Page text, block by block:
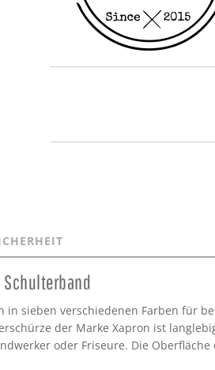
Schulterband
in sieben verschiedenen Farben für
der Marke Xapron ist
oder Friseure. Die